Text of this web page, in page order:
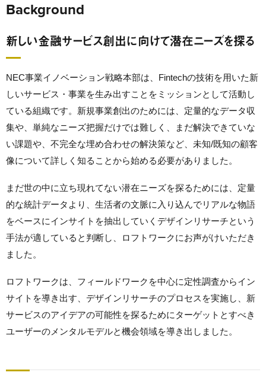
Background
新しい金融サービス創出に向けて潜在ニーズを探る
NEC事業イノベーション戦略本部は、Fintechの技術を用いた新
しいサービス・事業を生み出すことをミッションとして活動し
ている組織です。 新規事業創出のためには、 定量的なデータ収
集や、単純なニーズ把握だけでは難しく、まだ解決できていな
い課題や、不完全な埋め合わせの解決策など、未知/既知の顧客
像について詳しく知ることから始める必要がありました。
まだ世の中に立ち現れてない潜在ニーズを探るためには、定量
的な統計データより、生活者の文脈に入り込んでリアルな物語
をベースにインサイトを抽出していくデザインリサーチという
手法が適していると判断し、ロフトワークにお声がけいただき
ました。
ロフトワークは、フィールドワークを中心に定性調査からイン
サイトを導き出す、デザインリサーチのプロセスを実施し、新
サービスのアイデアの可能性を探るためにターゲットとすべき
ユーザーのメンタルモデルと機会領域を導き出しました。